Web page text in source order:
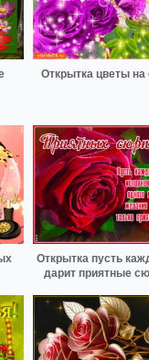
Открытка цветы на
Открытка пусть
дарит приятные